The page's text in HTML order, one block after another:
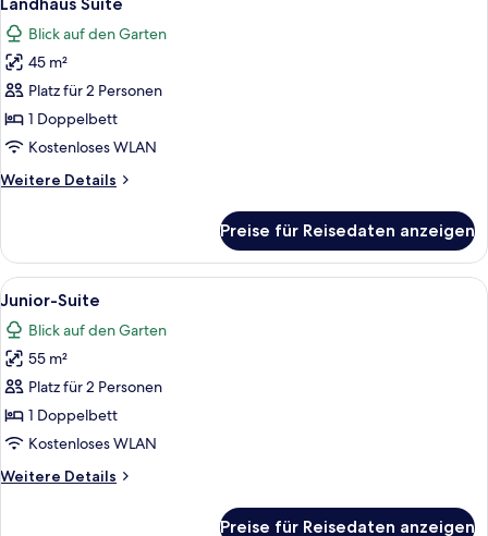
Fotos
für
Landhaus
Suite
anzeigen
Blick auf den Garten
45 m²
Platz für 2 Personen
1 Doppelbett
Kostenloses WLAN
Weitere Details
Weitere
Suite
Preise für Reisedaten anzeigen
Alle
Fotos
für
Junior-
Suite
anzeigen
Ein Hotelzimmer mit Bett, einer
4
Junior-Suite
Blick auf den Garten
55 m²
Platz für 2 Personen
1 Doppelbett
Kostenloses WLAN
Weitere Details
Weitere
Preise für Reisedaten anzeigen